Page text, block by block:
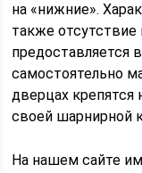
на «нижние».
также отсутствие
предоставляется
самостоятельно
дверцах крепятся
своей шарнирной
На нашем сайте